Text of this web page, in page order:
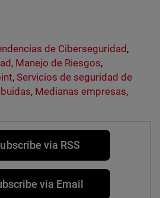
de Ciberseguridad,
, Manejo de Riesgos,
, Servicios de seguridad de
, Medianas empresas,
via RSS
via Email